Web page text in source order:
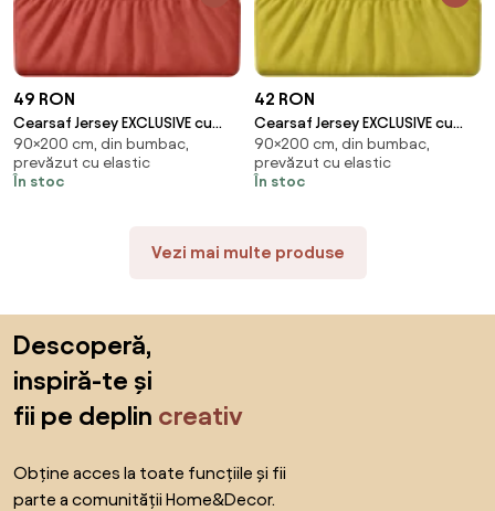
49 RON
Cearsaf Jersey EXCLUSIVE cu
elastic 90x200 cm rosu Gramaj
(densitatea fibrelor): Lux (190
g/m2)
90×200 cm, din bumbac,
prevăzut cu elastic
În stoc
42 RON
Cearsaf Jersey EXCLUSIVE cu
elastic 90x200 cm Galben
Gramaj (densitatea fibrelor):
Lux (190 g/m2)
90×200 cm, din bumbac,
prevăzut cu elastic
În stoc
Vezi mai multe produse
Descoperă,
inspiră-te și
fii pe deplin creativ
Obține acces la toate funcțiile și fii
parte a comunității Home&Decor.